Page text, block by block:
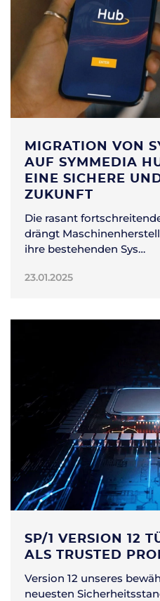
MIGRATION VON
AUF SYMMEDIA
EINE SICHERE
ZUKUNFT
Die rasant
drängt
ihre bestehenden Sys…
23.01.2025
SP/1 VERSION 12
ALS TRUSTED
Version 12 unseres
neuesten